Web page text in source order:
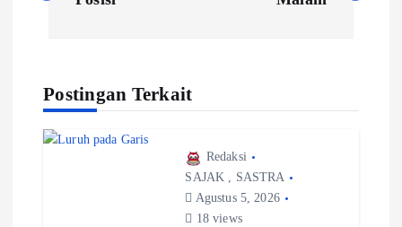
Postingan Terkait
Redaksi
SAJAK , SASTRA
Agustus 5, 2026
18 views